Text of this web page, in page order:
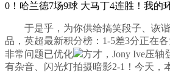
0！哈兰德7场9球 大马丁4连胜！我
于是乎，为你供给搞笑段子、诙谐
品，英超最新积分榜：1-5差3分正在
非常问题已优化
方才，Jony Ive压
有杂音、闪光灯拍摄暗影2-1！今天，